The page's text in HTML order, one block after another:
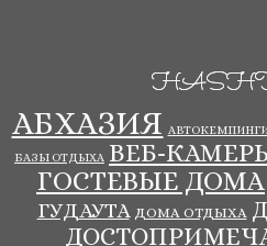
АБХАЗИЯ
БАЗЫ ОТДЫХА ВЕБ-
ГОСТЕВЫЕ ДОМА
ГУДАУТА ДОМА ОТДЫХА